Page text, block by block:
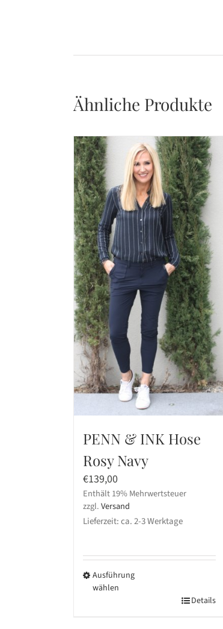
Ähnliche Produkte
PENN & INK Hose
Rosy Navy
€139,00
Enthält 19% Mehrwertsteuer
zzgl.Versand
Lieferzeit: ca. 2-3 Werktage
Ausführung
wählen
Details